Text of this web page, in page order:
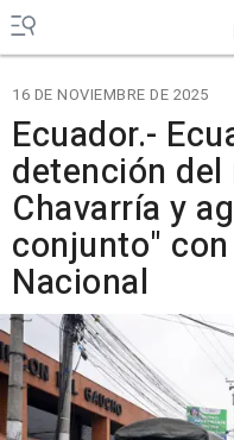
16 DE NOVIEMBRE DE 2025
Ecuador.-
detención del
Chavarría y
conjunto"
Nacional